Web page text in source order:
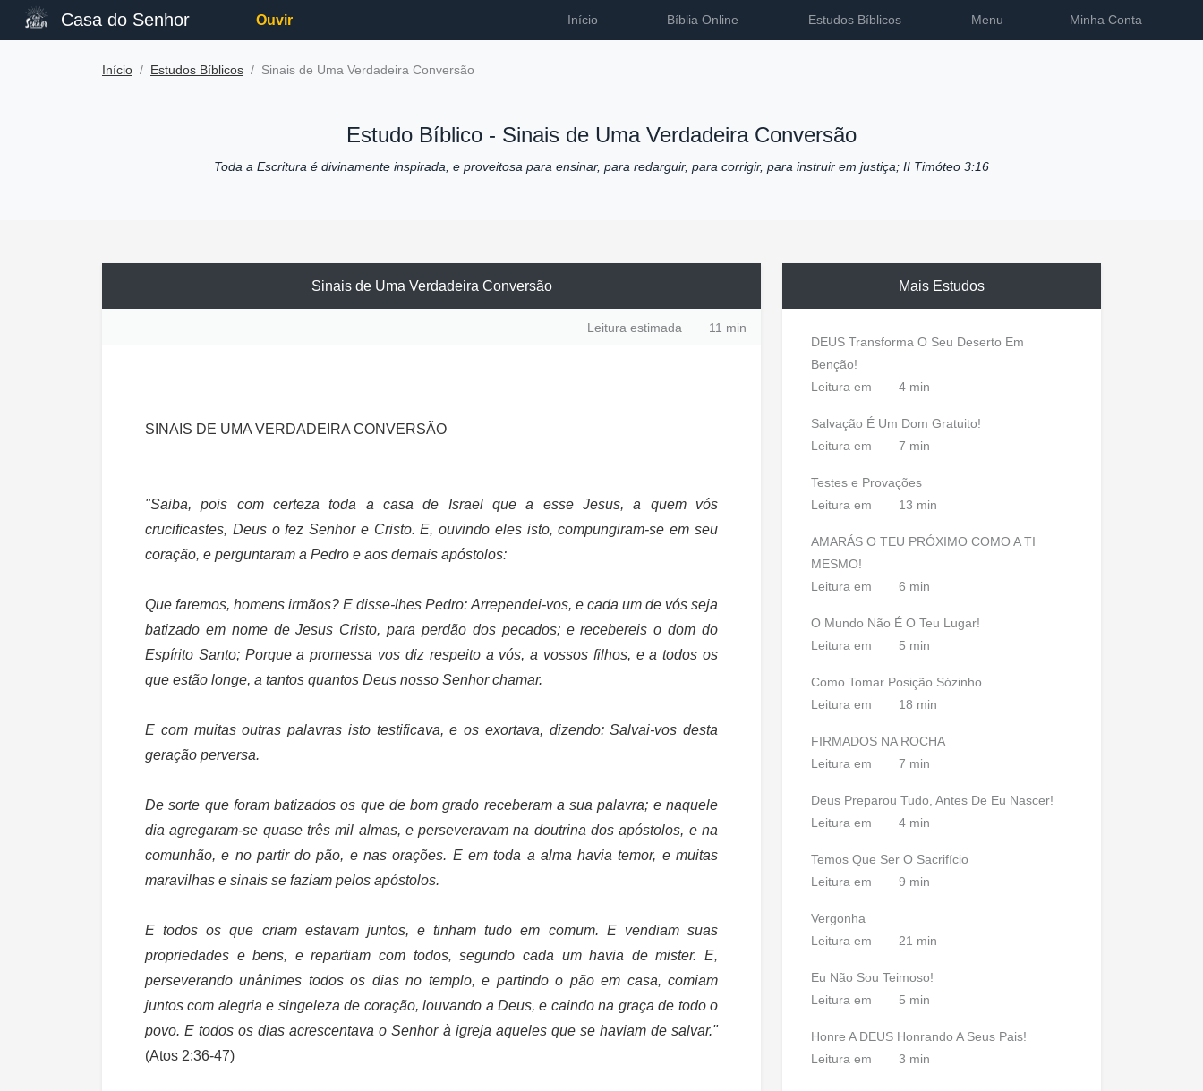
Casa do Senhor Ouvir Início Bíblia Online Estudos Bíblicos Menu Minha Conta
Início Estudos Bíblicos Sinais de Uma Verdadeira Conversão
Estudo Bíblico - Sinais de Uma Verdadeira Conversão
Toda a Escritura é divinamente inspirada, e proveitosa para ensinar, para redarguir, para corrigir, para instruir em justiça; II Timóteo 3:16
Sinais de Uma Verdadeira Conversão
Leitura estimada 11 min
SINAIS DE UMA VERDADEIRA CONVERSÃO
"Saiba, pois com certeza toda a casa de Israel quea esse Jesus, a quem vós
crucificastes, Deus o fez Senhor e Cristo. E, ouvindo eles isto, compungiram-se em seu
coração, e perguntaram a Pedro e aos demais apóstolos:
Que faremos, homens irmãos? E disse-lhes Pedro: Arrependei-vos, e cada um de vós seja
batizado em nome de Jesus Cristo, para perdão dos pecados; e recebereis o dom do
Espírito Santo; Porque a promessa vos diz respeito a vós, a vossos filhos, e a todos os
que estão longe, a tantos quantos Deus nosso Senhor chamar.
E com muitas outras palavras isto testificava, e os exortava, dizendo:Salvai-vos desta
geração perversa.
De sorte que foram batizados os que de bom grado receberam a sua palavra; e naquele
dia agregaram-se quase três mil almas, e perseveravam na doutrina dos apóstolos, e na
comunhão, e no partir do pão, e nas orações. E em toda a alma havia temor, e muitas
maravilhas e sinais se faziam pelos apóstolos.
E todos os que criam estavam juntos, e tinham tudo em comum. E vendiam suas
propriedades e bens, e repartiam com todos, segundo cada um havia de mister. E,
perseverando unânimes todos os dias no templo, e partindo o pão em casa, comiam
juntos com alegria e singeleza de coração,louvando a Deus, e caindo na graça de todo o
povo. E todos os dias acrescentava o Senhor à igreja aqueles que se haviam de salvar."
(Atos 2:36-47)
Mais Estudos
DEUS Transforma O Seu Deserto Em
Benção!
Leitura em
4 min
Salvação É Um Dom Gratuito!
Leitura em
7 min
Testes e Provações
Leitura em
13 min
AMARÁS O TEU PRÓXIMO COMO A TI
MESMO!
Leitura em
6 min
O Mundo Não É O Teu Lugar!
Leitura em
5 min
Como Tomar Posição Sózinho
Leitura em
18 min
FIRMADOS NA ROCHA
Leitura em
7 min
Deus Preparou Tudo, Antes De Eu Nascer!
Leitura em
4 min
Temos Que Ser O Sacrifício
Leitura em
9 min
Vergonha
Leitura em
21 min
Eu Não Sou Teimoso!
Leitura em
5 min
Honre A DEUS Honrando A Seus Pais!
Leitura em
3 min